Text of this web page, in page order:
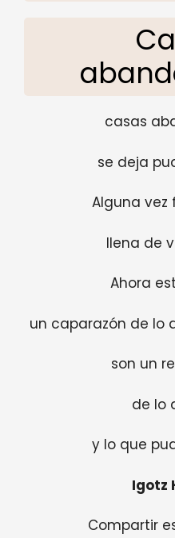
casas
se deja
Alguna vez
llena de
Ahora
un caparazón de lo
son un
de lo
y lo que
Igotz
Compartir